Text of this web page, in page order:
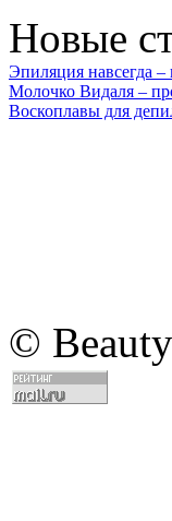
Новые
Эпиляция навсегда
Молочко Видаля –
Воскоплавы для
©